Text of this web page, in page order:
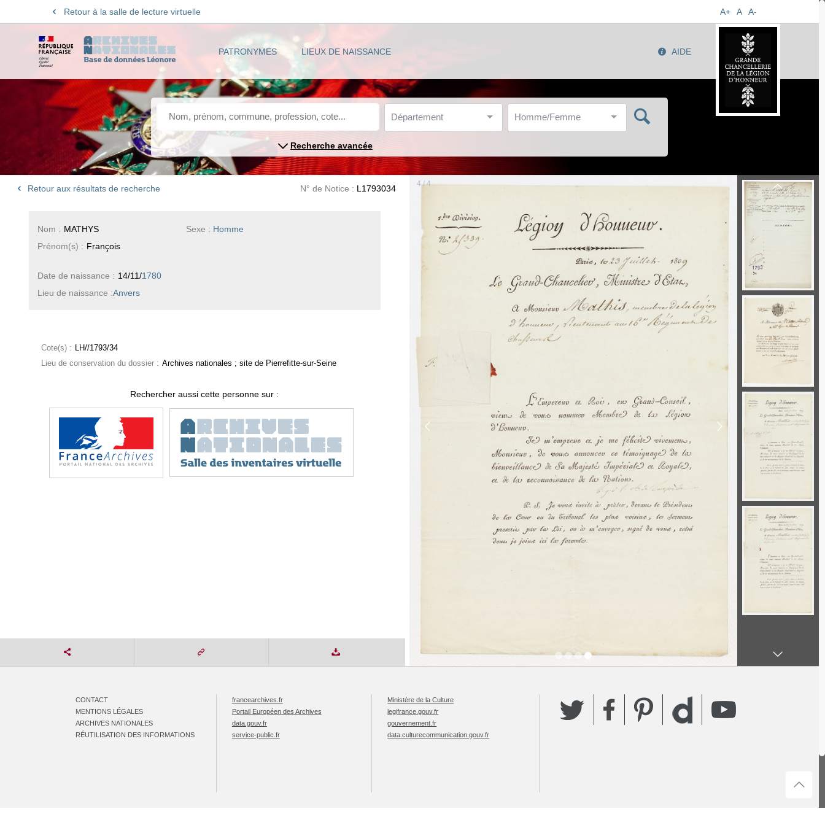
Retour à la salle de lecture virtuelle A+ A A-
PATRONYMES LIEUX DE NAISSANCE AIDE
Département Homme/Femme
Recherche avancée
Retour aux résultats de recherche N° de Notice : L1793034
Sexe : Homme
Nom : MATHYS
Prénom(s) : François
Date de naissance : 14/11/1780
Lieu de naissance :Anvers
Cote(s) : LH//1793/34
Lieu de conservation du dossier : Archives nationales ; site de Pierrefitte-sur-Seine
Rechercher aussi cette personne sur :
4 / 4
CONTACT
MENTIONS LÉGALES
ARCHIVES NATIONALES
RÉUTILISATION DES INFORMATIONS
francearchives.fr
Portail Européen des Archives
data.gouv.fr
service-public.fr
Ministère de la Culture
legifrance.gouv.fr
gouvernement.fr
data.culturecommunication.gouv.fr